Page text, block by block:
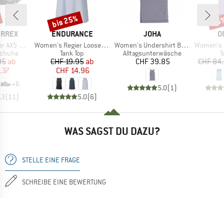
TEX
Preis
ab
+6
(11)
MARKE
ENDURANCE
Artikel
Women's Regier Loose Fit Top
Produktgruppe
Tank Top
Preis
CHF 19.95reduzierter Preis
ab
CHF 14.96
5.0(6)
Rabatt
bis 25%
MARKE
JOHA
Artikel
Women's Undershirt Bamboo
Produktgruppe
Alltagsunterwäsche
Preis
CHF 39.85
5.0(1)
Artikel
Women's
CHF
WAS SAGST DU DAZU?
STELLE EINE FRAGE
SCHREIBE EINE BEWERTUNG